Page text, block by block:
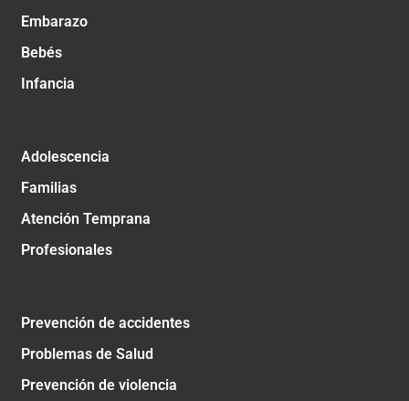
Embarazo
Bebés
Infancia
Adolescencia
Familias
Atención Temprana
Profesionales
Prevención de accidentes
Problemas de Salud
Prevención de violencia